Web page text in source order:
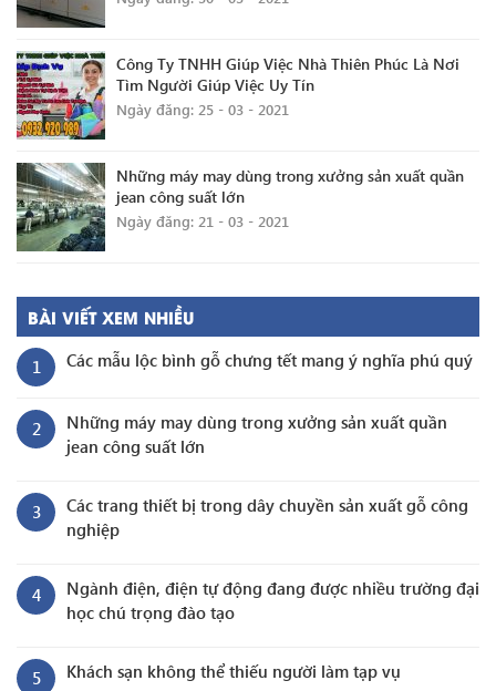
Công Ty TNHH Giúp Việc Nhà Thiên Phúc Là Nơi
Tìm Người Giúp Việc Uy Tín
Ngày đăng: 25 - 03 - 2021
Những máy may dùng trong xưởng sản xuất quần
jean công suất lớn
Ngày đăng: 21 - 03 - 2021
BÀI VIẾT XEM NHIỀU
1 Các mẫu lộc bình gỗ chưng tết mang ý nghĩa phú quý
2
Những máy may dùng trong xưởng sản xuất quần
jean công suất lớn
3
Các trang thiết bị trong dây chuyền sản xuất gỗ công
nghiệp
4
Ngành điện, điện tự động đang được nhiều trường đại
học chú trọng đào tạo
5 Khách sạn không thể thiếu người làm tạp vụ